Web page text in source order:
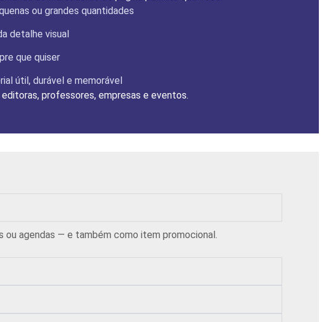
ou grandes quantidades
detalhe visual
que quiser
útil, durável e memorável
professores, empresas e eventos.
ou agendas — e também como item promocional.